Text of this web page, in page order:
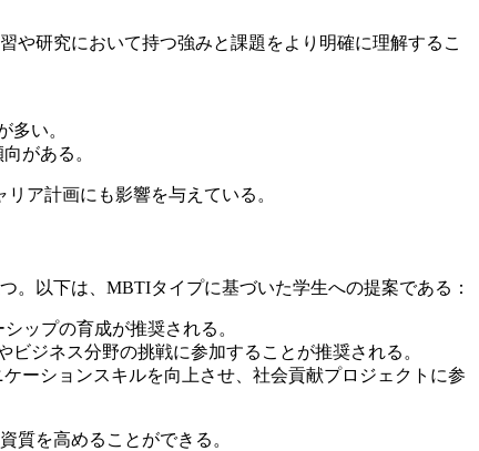
や研究において持つ強みと課題をより明確に理解するこ
多い。
がある。
ア計画にも影響を与えている。
以下は、MBTIタイプに基づいた学生への提案である：
ップの育成が推奨される。
ジネス分野の挑戦に参加することが推奨される。
ーションスキルを向上させ、社会貢献プロジェクトに参
質を高めることができる。